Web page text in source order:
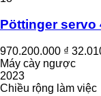
Pöttinger servo
970.200.000 ₫
Máy cày ngược
2023
Chiều rộng làm việc